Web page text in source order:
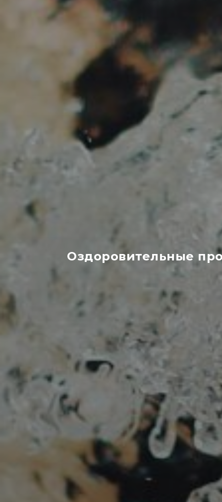
Оздоровительные